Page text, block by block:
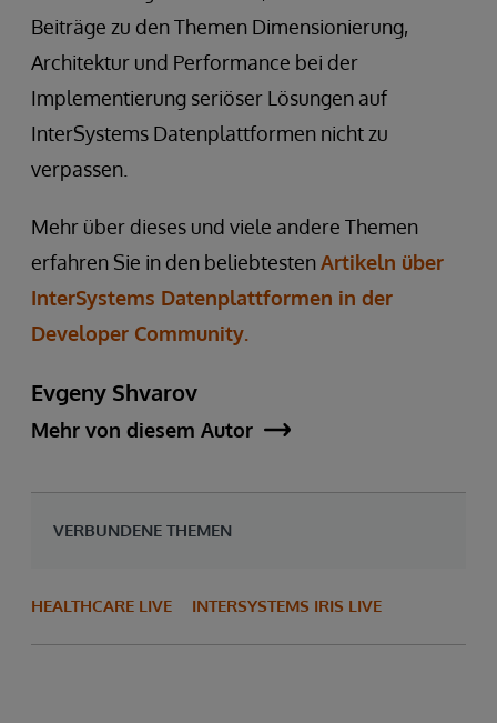
Beiträge zu den Themen Dimensionierung,
Architektur und Performance bei der
Implementierung seriöser Lösungen auf
InterSystems Datenplattformen nicht zu
verpassen.
Mehr über dieses und viele andere Themen
erfahren Sie in den beliebtestenArtikeln über
InterSystems Datenplattformen in der
Developer Community.
Evgeny Shvarov
Mehr von diesem Autor
VERBUNDENE THEMEN
HEALTHCARE LIVE INTERSYSTEMS IRIS LIVE